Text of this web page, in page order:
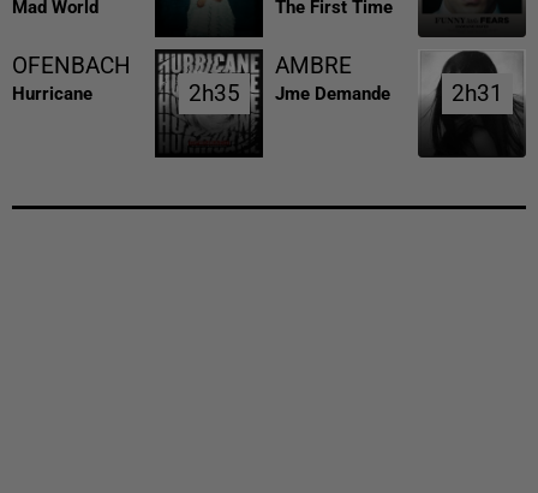
Mad World The First Time
OFENBACH
Hurricane 2h35
2h35
AMBRE
Jme Demande 2h31
2h31